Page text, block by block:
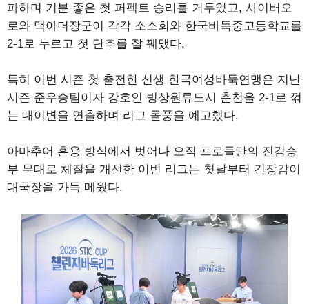
파하며 기분 좋은 첫 퍼펙트 승리를 거두었고, 사이버오
로와 맥아더장군이 각각 소소회와 한국바둑중고등학교를
2-1로 누르고 첫 단추를 잘 꿰맸다.
특히 이번 시즌 첫 출전한 신생 한국여성바둑연맹은 지난
시즌 준우승팀이자 강호인 빙상원류도시 춘천을 2-1로 꺾
는 대이변을 연출하며 리그 돌풍을 예고했다.
아마추어 혼용 방식에서 벗어나 오직 프로들만의 진검승
부 무대로 체질을 개선한 이번 리그는 첫날부터 긴장감이
대국장을 가득 메웠다.